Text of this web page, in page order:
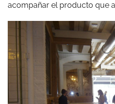
acompañar el producto que